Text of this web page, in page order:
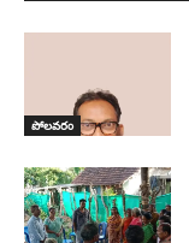
పోలవరం